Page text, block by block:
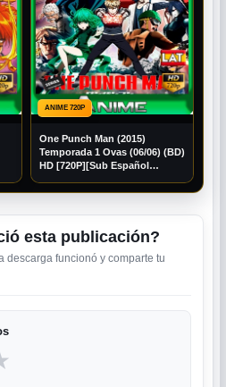
ANIME 720P
One Punch Man (2015)
Temporada 1 Ovas (06/06) (BD)
HD [720P][Sub Español
esta publicación?
descarga funcionó y comparte tu